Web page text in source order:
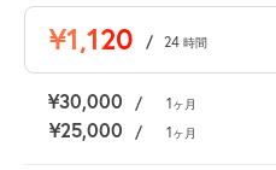
¥1,120 / 24 時間
¥30,000 / 1ヶ月
¥25,000 / 1ヶ月